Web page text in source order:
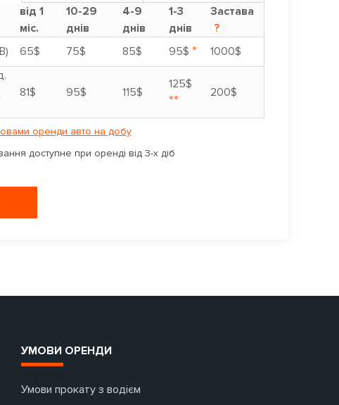
від 1
міс.
10-29
днів
4-9
днів
1-3
днів
Застава
?
65$ 75$ 85$ 95$ *
1000$
81$ 95$ 115$
125$
** 200$
оренди авто на добу
доступне при оренді від 3-х діб
УМОВИ ОРЕНДИ
Умови прокату з водієм